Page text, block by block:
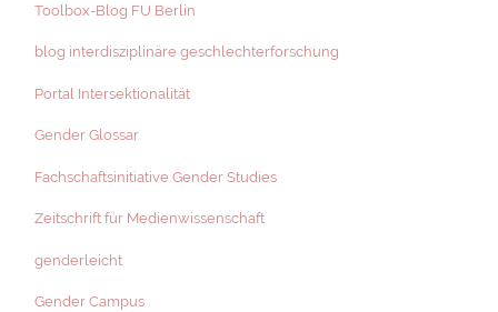
Toolbox-Blog FU Berlin
blog interdisziplinäre geschlechterforschung
Portal Intersektionalität
Gender Glossar
Fachschaftsinitiative Gender Studies
Zeitschrift für Medienwissenschaft
genderleicht
Gender Campus